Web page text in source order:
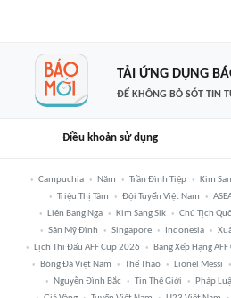
TẢI ỨNG DỤNG
ĐỂ KHÔNG BỎ SÓT TIN
Điều khoản sử dụng
Campuchia Năm Trần Đình Tiệp Kim
Triệu Thị Tâm
Đội Tuyển Việt Nam
Liên Bang Nga
Kim Sang Sik Chủ Tịch
Sân Mỹ Đình
Singapore Indonesia
Lịch Thi Đấu AFF Cup 2026
Bảng Xếp Hạng
Bóng Đá Việt Nam
Thể Thao Lionel Messi
Nguyễn Đình Bắc
Tin Thế Giới Pháp